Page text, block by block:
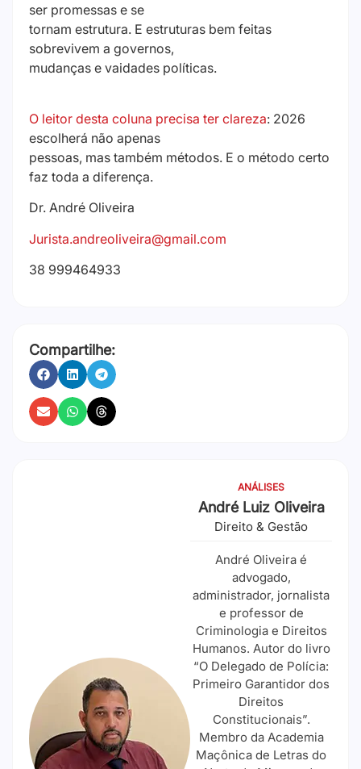
ser promessas e se
tornam estrutura. E estruturas bem feitas
sobrevivem a governos,
mudanças e vaidades políticas.
O leitor desta coluna precisa ter clareza: 2026
escolherá não apenas
pessoas, mas também métodos. E o método certo
faz toda a diferença.
Dr. André Oliveira
Jurista.andreoliveira@gmail.com
38 999464933
Compartilhe:
ANÁLISES
André Luiz Oliveira
Direito & Gestão
André Oliveira é
advogado,
administrador, jornalista
e professor de
Criminologia e Direitos
Humanos. Autor do livro
“O Delegado de Polícia:
Primeiro Garantidor dos
Direitos
Constitucionais”.
Membro da Academia
Maçônica de Letras do